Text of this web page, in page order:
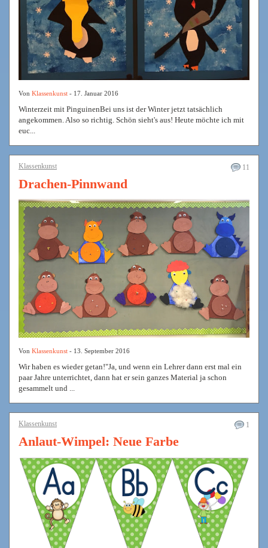
Von Klassenkunst - 17. Januar 2016
Winterzeit mit PinguinenBei uns ist der Winter jetzt tatsächlich
angekommen. Also so richtig. Schön sieht's aus! Heute möchte ich mit
euc...
11
Klassenkunst
Drachen-Pinnwand
Von Klassenkunst - 13. September 2016
Wir haben es wieder getan!"Ja, und wenn ein Lehrer dann erst mal ein
paar Jahre unterrichtet, dann hat er sein ganzes Material ja schon
gesammelt und ...
1
Klassenkunst
Anlaut-Wimpel: Neue Farbe